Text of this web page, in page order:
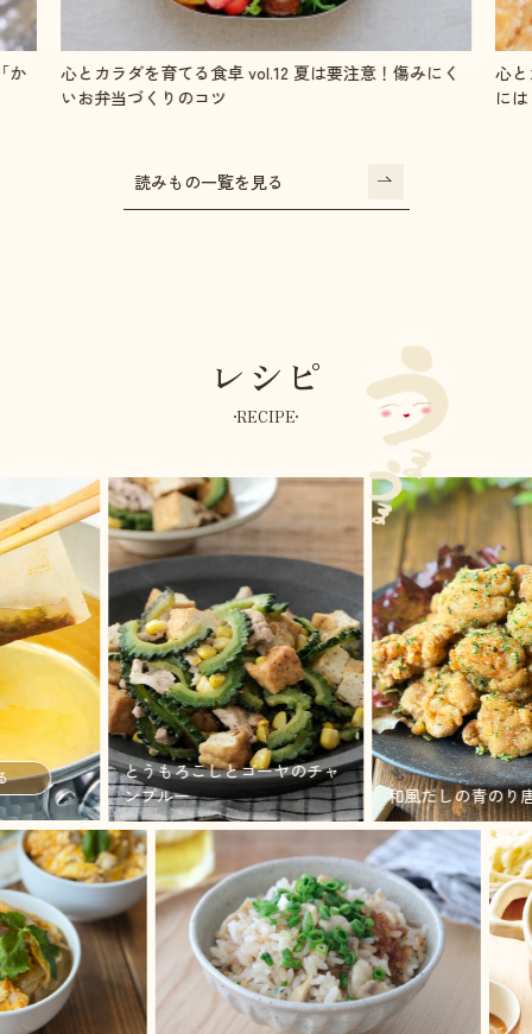
か
心とカラダを育てる食卓 vol.12 夏は要注意！傷みにく
いお弁当づくりのコツ
心
に
読みもの一覧を見る
レシピ
RECIPE
とうもろこしとゴーヤのチャ
ンプルー
和風だしの青のり唐揚